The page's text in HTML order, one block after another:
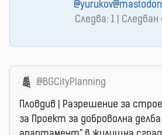
Следва: 1 | Следван
@BGCityPlanning
Пловдив | Разрешение за
за Проект за доброволна